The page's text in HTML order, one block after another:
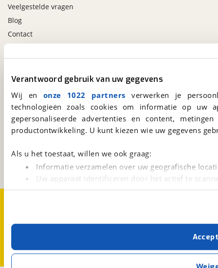
Verantwoord gebruik van uw gegevens
Wij en onze 1022 partners verwerken je
technologieën zoals cookies om informatie op
gepersonaliseerde advertenties en content,
productontwikkeling. U kunt kiezen wie uw gegevens
Als u het toestaat, willen we ook graag:
Informatie verzamelen over uw geografische
Uw apparaat identificeren door het actief te
Lees meer over hoe uw persoonlijke gegevens worden
Met cookies en vergelijkbare technieken zorgen we
cookies zorgen ervoor dat de website goed werkt.
verbeteren. We tonen je graag relevante advertenties
buiten onze website volgt – uiteraard op
Veelgestelde vragen
Blog
Contact
viaBOVAG.nl
Een initiatief van
BOVAG
Altijd het meest recente aanbod bij de hand.